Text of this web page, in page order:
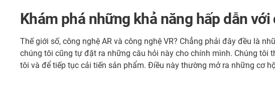
Khám phá những khả năng hấp dẫn
Thế giới số, công nghệ AR và công nghệ VR? Chẳng phải đây đều là
chúng tôi cũng tự đặt ra những câu hỏi này cho chính mình. Chúng tôi
tôi và để tiếp tục cải tiến sản phẩm. Điều này thường mở ra những cơ